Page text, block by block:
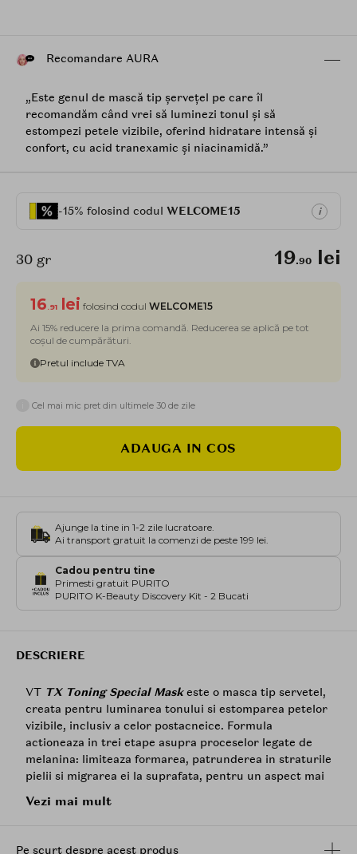
Recomandare AURA
„Este genul de mască tip șervețel pe care îl
recomandăm când vrei să luminezi tonul și să
estompezi petele vizibile, oferind hidratare intensă și
confort, cu acid tranexamic și niacinamidă.”
-15% folosind codul WELCOME15 i
30 gr 19.90 lei
16 .91 lei folosind codul WELCOME15
Ai 15% reducere la prima comandă. Reducerea se aplică pe tot
coșul de cumpărături.
Pretul include TVA
Cel mai mic pret din ultimele 30 de zile
ADAUGA IN COS
Ajunge la tine in 1-2 zile lucratoare.
Ai transport gratuit la comenzi de peste 199 lei.
Cadou pentru tine
Primesti gratuit PURITO
PURITO K-Beauty Discovery Kit - 2 Bucati
DESCRIERE
VT TX Toning Special Maskeste o masca tip servetel,
creata pentru luminarea tonului si estomparea petelor
vizibile, inclusiv a celor postacneice. Formula
actioneaza in trei etape asupra proceselor legate de
melanina: limiteaza formarea, patrunderea in straturile
pielii si migrarea ei la suprafata, pentru un aspect mai
Vezi mai mult
Pe scurt despre acest produs